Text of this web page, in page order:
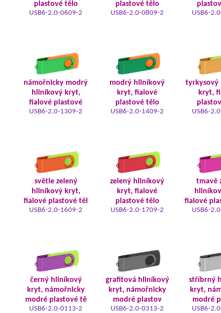
plastové tělo
USB6-2.0-0609-2
plastové tělo
USB6-2.0-0809-2 USB6-
námořnicky modrý
hliníkový kryt,
fialové plastové
USB6-2.0-1309-2
modrý hliníkový
kryt, fialové
plastové tělo
USB6-2.0-1409-2
tyrkysový
kryt,
USB6-
světle zelený
hliníkový kryt,
fialové plastové těl
USB6-2.0-1609-2
zelený hliníkový
kryt, fialové
plastové tělo
USB6-2.0-1709-2
tmavě
fialové
USB6-
černý hliníkový
kryt, námořnicky
modré plastové tě
USB6-2.0-0113-2
grafitová hliníkový
kryt, námořnicky
modré plastov
USB6-2.0-0313-2
stříbrný
kryt,
modré
USB6-